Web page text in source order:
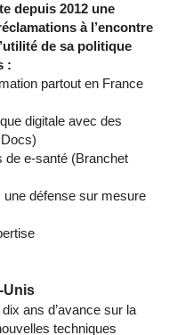
depuis 2012 une
à l’encontre
de sa politique
:
partout en France
digitale avec des
de e-santé (Branchet
défense sur mesure
Unis
ans d’avance sur la
techniques